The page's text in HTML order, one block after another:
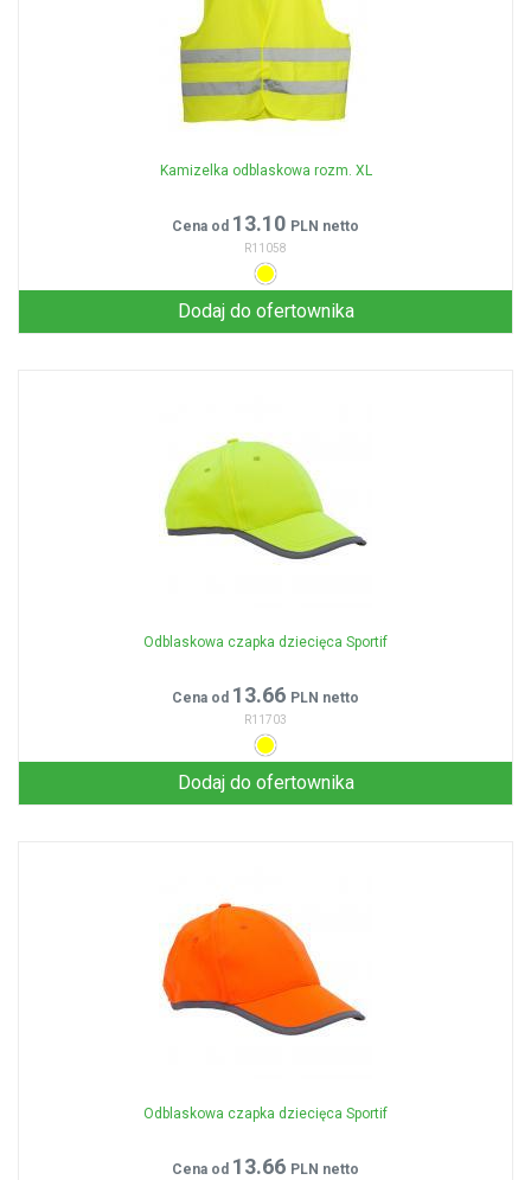
Kamizelka odblaskowa rozm. XL
Cena od 13.10 PLN netto
R11058
Dodaj do ofertownika
Odblaskowa czapka dziecięca Sportif
Cena od 13.66 PLN netto
R11703
Dodaj do ofertownika
Odblaskowa czapka dziecięca Sportif
Cena od 13.66 PLN netto